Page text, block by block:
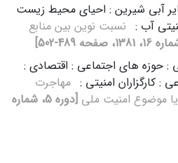
آبی شیرین : احیای محیط زیست
آب : نسبت‌ نوین‌ بین‌ منابع‌
: حوزه های اجتماعی : اقتصادی :
: کارگزاران امنیتی : مهاجرت‌
موضوع‌ امنیت‌ ملی
[دوره 5، شماره